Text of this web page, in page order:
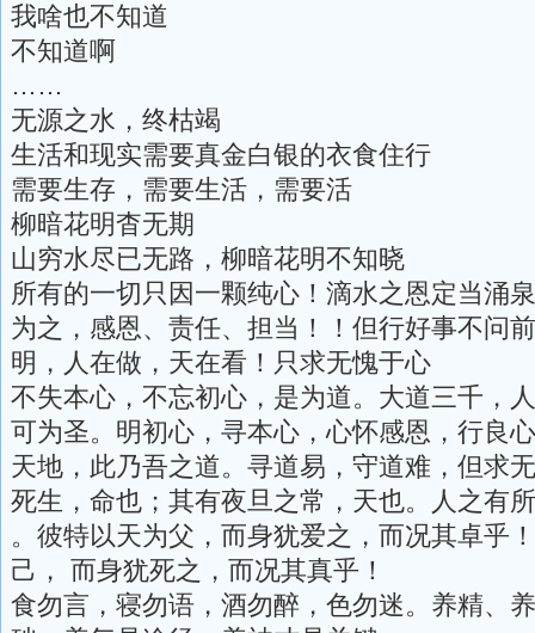
我啥也不知道
不知道啊
……
无源之水，终枯竭
生活和现实需要真金白银的衣食住行
需要生存，需要生活，需要活
柳暗花明杳无期
山穷水尽已无路，柳暗花明不知晓
所有的一切只因一颗纯心！滴水之恩定当涌
为之，感恩、责任、担当！！但行好事不问
明，人在做，天在看！只求无愧于心
不失本心，不忘初心，是为道。大道三千，
可为圣。明初心，寻本心，心怀感恩，行良
天地，此乃吾之道。寻道易，守道难，但求
死生，命也；其有夜旦之常，天也。人之有
。彼特以天为父，而身犹爱之，而况其卓乎
己， 而身犹死之，而况其真乎！
食勿言，寝勿语，酒勿醉，色勿迷。养精、